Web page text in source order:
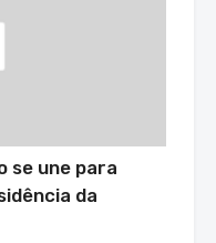
se une para
da